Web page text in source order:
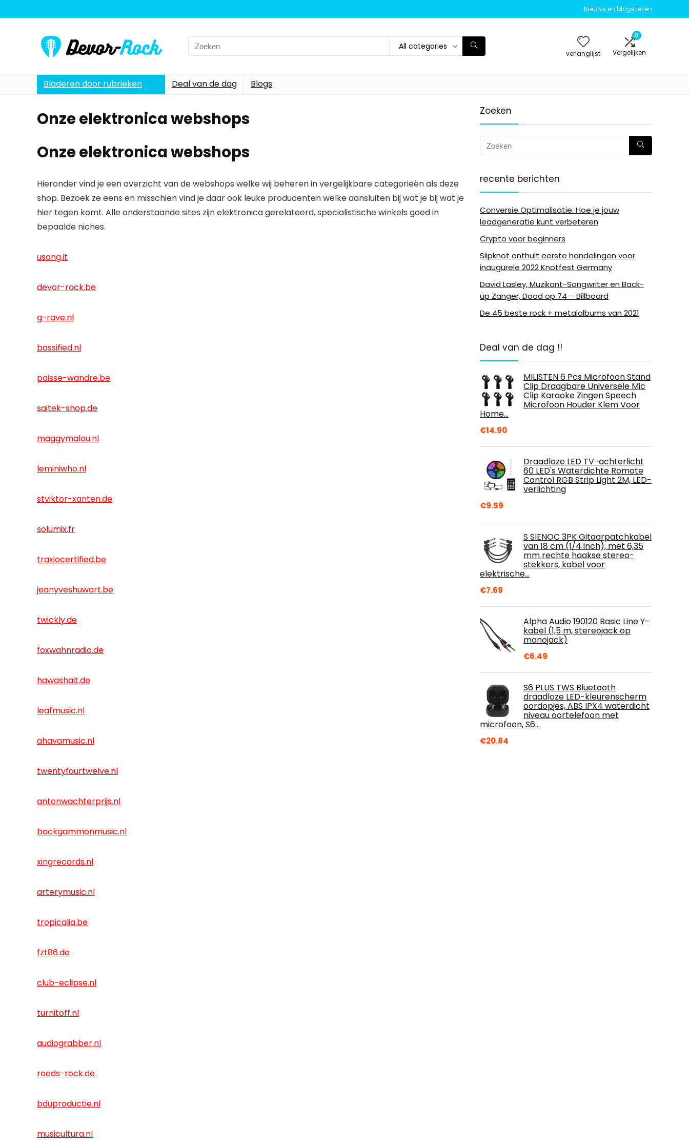
Nieuws en blogs lezen
Search
for:
All categories
verlanglijst
0
Vergelijken
Bladeren door rubrieken Deal van de dag Blogs
Onze elektronica webshops
Onze elektronica webshops
Hieronder vind je een overzicht van de webshops welke wij beheren in vergelijkbare categorieën als deze
shop. Bezoek ze eens en misschien vind je daar ook leuke producenten welke aansluiten bij wat je bij wat je
hier tegen komt. Alle onderstaande sites zijn elektronica gerelateerd, specialistische winkels goed in
bepaalde niches.
usong.it
devor-rock.be
g-rave.nl
bassified.nl
paisse-wandre.be
saitek-shop.de
maggymalou.nl
leminiwho.nl
stviktor-xanten.de
solumix.fr
traxiocertified.be
jeanyveshuwart.be
twickly.de
foxwahnradio.de
hawashait.de
leafmusic.nl
ahavamusic.nl
twentyfourtwelve.nl
antonwachterprijs.nl
backgammonmusic.nl
xingrecords.nl
arterymusic.nl
tropicalia.be
fzt86.de
club-eclipse.nl
turnitoff.nl
audiograbber.nl
roeds-rock.de
bduproductie.nl
musicultura.nl
Zoeken
recente berichten
Conversie Optimalisatie: Hoe je jouw
leadgeneratie kunt verbeteren
Crypto voor beginners
Slipknot onthult eerste handelingen voor
inaugurele 2022 Knotfest Germany
David Lasley, Muzikant-Songwriter en Back-
up Zanger, Dood op 74 – Billboard
De 45 beste rock + metalalbums van 2021
Deal van de dag !!
MILISTEN 6 Pcs Microfoon Stand
Clip Draagbare Universele Mic
Clip Karaoke Zingen Speech
Microfoon Houder Klem Voor
Home…
€14.90
Draadloze LED TV-achterlicht
60 LED's Waterdichte Romote
Control RGB Strip Light 2M, LED-
verlichting
€9.59
S SIENOC 3PK Gitaarpatchkabel
van 18 cm (1/4 inch), met 6,35
mm rechte haakse stereo-
stekkers, kabel voor
elektrische…
€7.69
Alpha Audio 190120 Basic Line Y-
kabel (1,5 m, stereojack op
monojack)
€6.49
S6 PLUS TWS Bluetooth
draadloze LED-kleurenscherm
oordopjes, ABS IPX4 waterdicht
niveau oortelefoon met
microfoon, S6…
€20.84